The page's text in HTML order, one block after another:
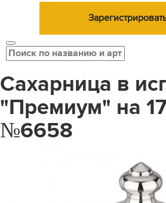
Сахарница в
"Премиум" на
№6658